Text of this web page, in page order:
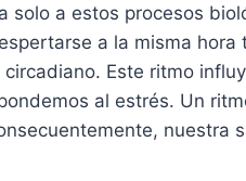
solo a estos procesos
a la misma hora
Este ritmo
al estrés. Un
nuestra